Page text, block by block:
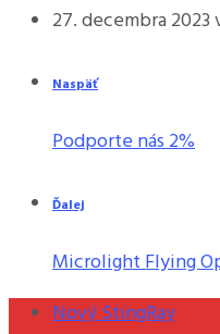
27. decembra 2023
Naspäť
Podporte nás 2%
Ďalej
Microlight Flying
Nový StingRay